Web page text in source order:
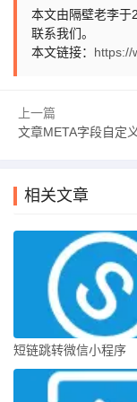
本文由隔壁老李于
联系我们。
本文链接： https://
上一篇
文章META字段自定
相关文章
短链跳转微信小程序